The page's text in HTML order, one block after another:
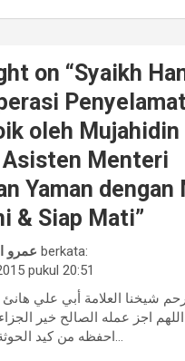
on “Syaikh
oleh Mujahidin
Asisten Menteri
Yaman dengan
& Siap Mati”
عمرو berkata:
pukul 20:51
شيخنا العلامة أبي علي
اللهم اجز عمله الصالح خير
احفظه من كيد الحوثة الكفرة…